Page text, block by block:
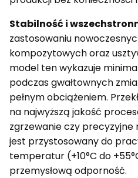
Stabilność i
zastosowaniu
kompozytowych oraz
model ten wykazuje
podczas gwałtownych
pełnym obciążeniem.
na najwyższą jakość
zgrzewanie czy precyzyjne
jest przystosowany do
temperatur (+10°C do
przemysłową odporność.